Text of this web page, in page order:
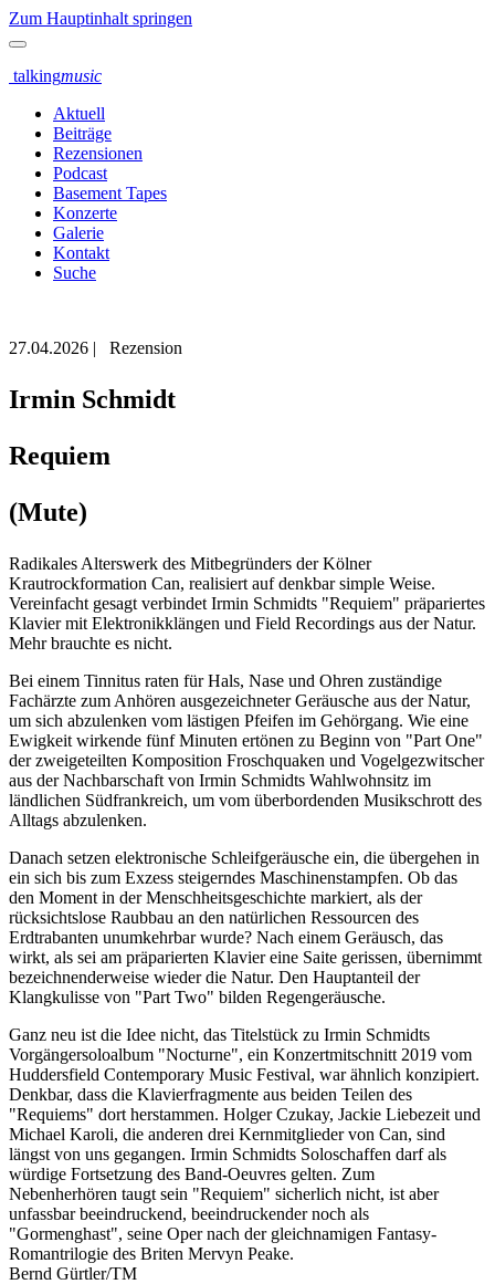
Zum Hauptinhalt springen
talkingmusic
Aktuell
Beiträge
Rezensionen
Podcast
Basement Tapes
Konzerte
Galerie
Kontakt
Suche
27.04.2026 | Rezension
Irmin Schmidt
Requiem
(Mute)
Radikales Alterswerk des Mitbegründers der Kölner
Krautrockformation Can, realisiert auf denkbar simple Weise.
Vereinfacht gesagt verbindet Irmin Schmidts "Requiem" präpariertes
Klavier mit Elektronikklängen und Field Recordings aus der Natur.
Mehr brauchte es nicht.
Bei einem Tinnitus raten für Hals, Nase und Ohren zuständige
Fachärzte zum Anhören ausgezeichneter Geräusche aus der Natur,
um sich abzulenken vom lästigen Pfeifen im Gehörgang. Wie eine
Ewigkeit wirkende fünf Minuten ertönen zu Beginn von "Part One"
der zweigeteilten Komposition Froschquaken und Vogelgezwitscher
aus der Nachbarschaft von Irmin Schmidts Wahlwohnsitz im
ländlichen Südfrankreich, um vom überbordenden Musikschrott des
Alltags abzulenken.
Danach setzen elektronische Schleifgeräusche ein, die übergehen in
ein sich bis zum Exzess steigerndes Maschinenstampfen. Ob das
den Moment in der Menschheitsgeschichte markiert, als der
rücksichtslose Raubbau an den natürlichen Ressourcen des
Erdtrabanten unumkehrbar wurde? Nach einem Geräusch, das
wirkt, als sei am präparierten Klavier eine Saite gerissen, übernimmt
bezeichnenderweise wieder die Natur. Den Hauptanteil der
Klangkulisse von "Part Two" bilden Regengeräusche.
Ganz neu ist die Idee nicht, das Titelstück zu Irmin Schmidts
Vorgängersoloalbum "Nocturne", ein Konzertmitschnitt 2019 vom
Huddersfield Contemporary Music Festival, war ähnlich konzipiert.
Denkbar, dass die Klavierfragmente aus beiden Teilen des
"Requiems" dort herstammen. Holger Czukay, Jackie Liebezeit und
Michael Karoli, die anderen drei Kernmitglieder von Can, sind
längst von uns gegangen. Irmin Schmidts Soloschaffen darf als
würdige Fortsetzung des Band-Oeuvres gelten. Zum
Nebenherhören taugt sein "Requiem" sicherlich nicht, ist aber
unfassbar beeindruckend, beeindruckender noch als
"Gormenghast", seine Oper nach der gleichnamigen Fantasy-
Romantrilogie des Briten Mervyn Peake.
Bernd Gürtler/TM